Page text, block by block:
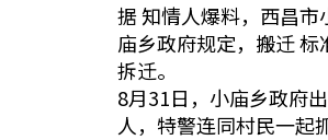
据 知情人爆料，西昌
庙乡政府规定，搬迁
拆迁。
8月31日，小庙乡政府
人，特警连同村民一起